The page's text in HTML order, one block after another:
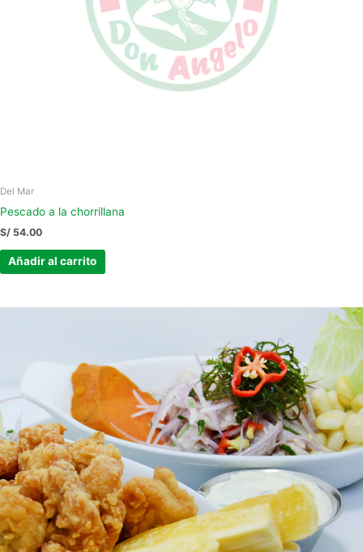
Del Mar
Pescado a la chorrillana
S/ 54.00
Añadir al carrito